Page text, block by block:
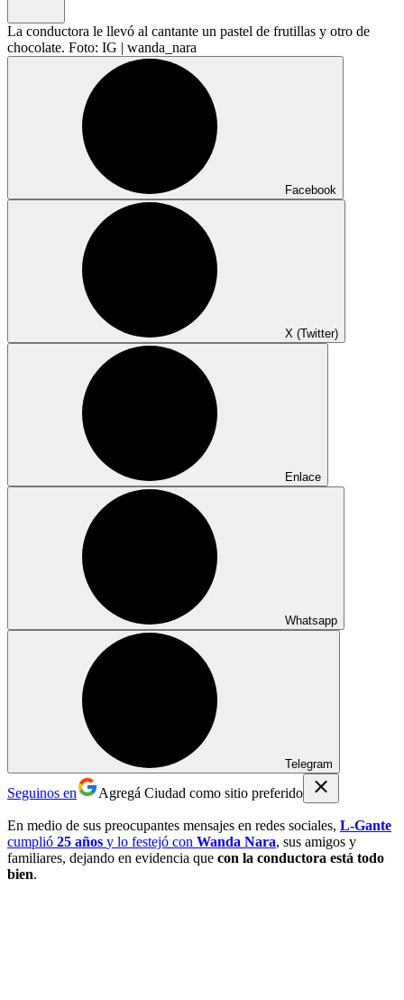
La conductora le llevó al cantante un pastel de frutillas y otro de
chocolate. Foto: IG | wanda_nara
Facebook
X (Twitter)
Enlace
Whatsapp
Telegram
Seguinos en Agregá Ciudad como sitio preferido
En medio de sus preocupantes mensajes en redes sociales, L-Gante
cumplió 25 años y lo festejó con Wanda Nara, sus amigos y
familiares, dejando en evidencia que con la conductora está todo
bien.